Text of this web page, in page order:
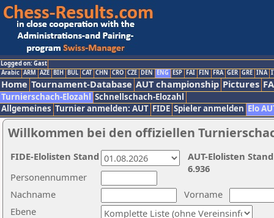
Logged on: Gast
Arabic ARM AZE BIH BUL CAT CHN CRO CZE DEN ENG ESP FAI FIN FRA GER GRE INA
Home Tournament-Database AUT championship Pictures
Turnierschach-Elozahl Schnellschach-Elozahl
Allgemeines Turnier anmelden: AUT FIDE Spieler anmelden Elo
Willkommen bei den offiziellen
Nachname
Vorname
Ebene
Personennummer
AUT-Elolisten
6.936
FIDE-Elolisten Stand